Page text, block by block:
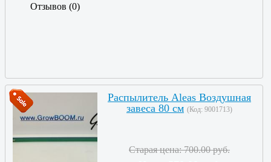
Отзывов (0)
Распылитель Aleas Воздушная
завеса 80 см (Код: 9001713)
Старая цена:700.00 руб.